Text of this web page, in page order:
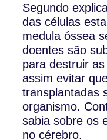
Segundo
das células
medula óssea
doentes são
para destruir
assim evitar
transplantadas
organismo.
sabia sobre os
no cérebro.